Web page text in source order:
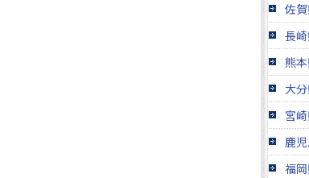
佐
長
熊
大
宮
鹿
福